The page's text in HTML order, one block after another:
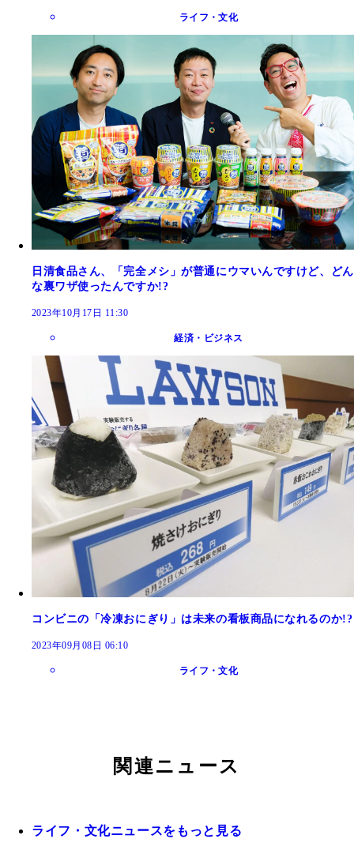
ライフ・文化
日清食品さん、「完全メシ」が普通にウマいんですけど、どん
な裏ワザ使ったんですか!?
2023年10月17日 11:30
経済・ビジネス
コンビニの「冷凍おにぎり」は未来の看板商品になれるのか!?
2023年09月08日 06:10
ライフ・文化
関連ニュース
ライフ・文化ニュースをもっと見る